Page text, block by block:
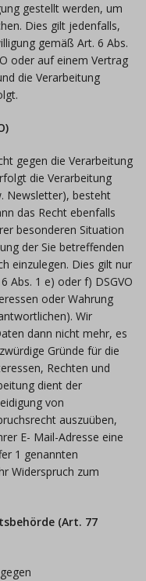
gestellt werden, um
Dies gilt jedenfalls,
gemäß Art. 6 Abs.
oder auf einem Vertrag
die Verarbeitung
gegen die Verarbeitung
die Verarbeitung
Newsletter), besteht
das Recht ebenfalls
besonderen Situation
der Sie betreffenden
einzulegen. Dies gilt nur
Abs. 1 e) oder f) DSGVO
oder Wahrung
Wir
dann nicht mehr, es
Gründe für die
Rechten und
dient der
von
auszuüben,
E- Mail-Adresse eine
1 genannten
Widerspruch zum
(Art. 77